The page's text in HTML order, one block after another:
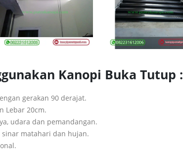
Kanopi Buka Tutup :
gerakan 90 derajat.
Lebar 20cm.
udara dan pemandangan.
matahari dan hujan.